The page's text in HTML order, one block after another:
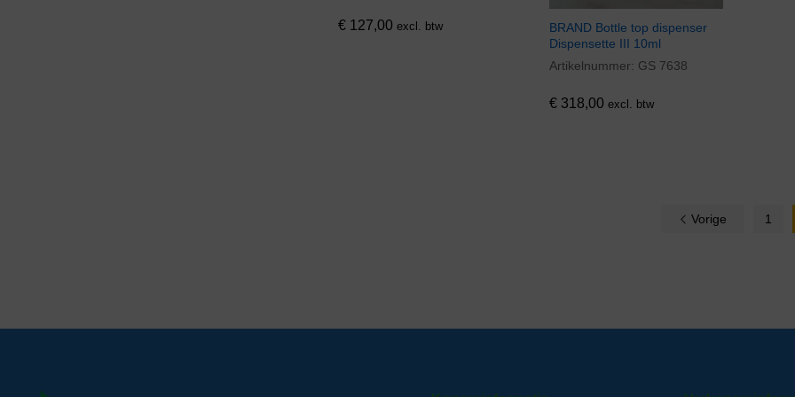
€127,00 excl. btw
BRAND Bottle top dispenser
Dispensette III 10ml
Artikelnummer: GS 7638
€318,00 excl. btw
€318,00
Vorige 1